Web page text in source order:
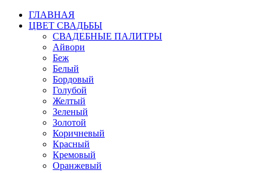
ГЛАВНАЯ
ЦВЕТ СВАДЬБЫ
СВАДЕБНЫЕ ПАЛИТРЫ
Айвори
Беж
Белый
Бордовый
Голубой
Желтый
Зеленый
Золотой
Коричневый
Красный
Кремовый
Оранжевый